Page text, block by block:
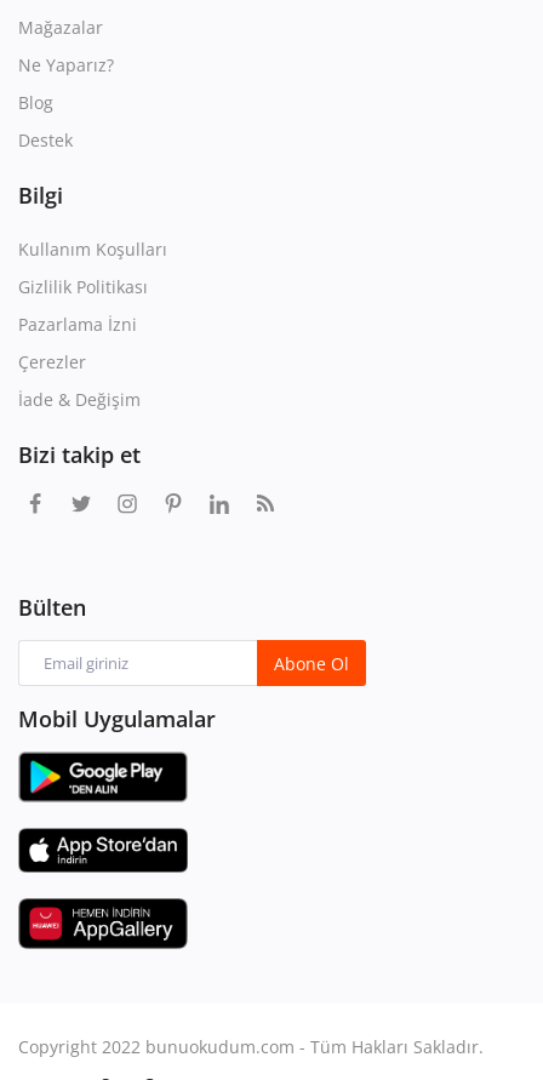
Mağazalar
Ne Yaparız?
Blog
Destek
Bilgi
Kullanım Koşulları
Gizlilik Politikası
Pazarlama İzni
Çerezler
İade & Değişim
Bizi takip et
Bülten
Abone Ol
Mobil Uygulamalar
Copyright 2022 bunuokudum.com - Tüm Hakları Sakladır.